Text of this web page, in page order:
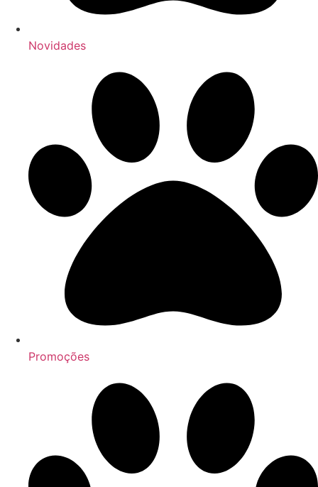
Novidades
Promoções